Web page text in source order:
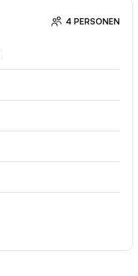
4 PERSONEN